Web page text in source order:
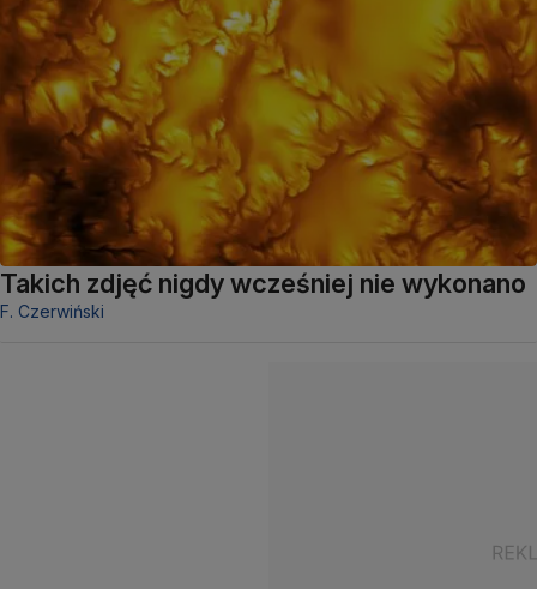
Takich zdjęć nigdy wcześniej nie wykonano
F. Czerwiński